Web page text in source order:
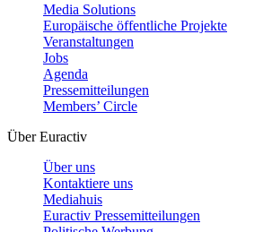
Media Solutions
Europäische öffentliche Projekte
Veranstaltungen
Jobs
Agenda
Pressemitteilungen
Members’ Circle
Über Euractiv
Über uns
Kontaktiere uns
Mediahuis
Euractiv Pressemitteilungen